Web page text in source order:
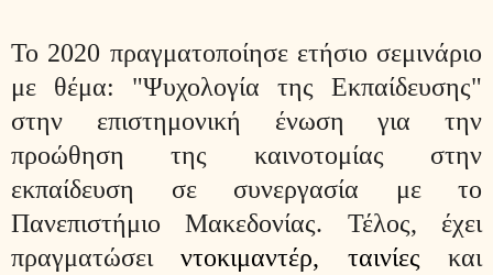
Το 2020 πραγματοποίησε ετήσιο σεμινάριο
με θέμα: "Ψυχολογία της Εκπαίδευσης"
στην επιστημονική ένωση για την
προώθηση της καινοτομίας στην
εκπαίδευση σε συνεργασία με το
Πανεπιστήμιο Μακεδονίας. Τέλος, έχει
πραγματώσειντοκιμαντέρ, ταινίες και